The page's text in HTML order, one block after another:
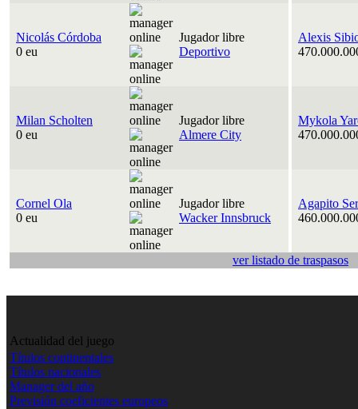
Nicolás Córdoba
0 eu
Jugador libre
Deportivo
Alexis
Milan Scholten
0 eu
Jugador libre
Almere City
Mykola
Cornel Ola
0 eu
Jugador libre
Wacker Innsbruck
Agapito
ver listado de traspasos
Actualidad del juego
Títulos continentales
Títulos nacionales
Manager del año
Previsión coeficientes europeos